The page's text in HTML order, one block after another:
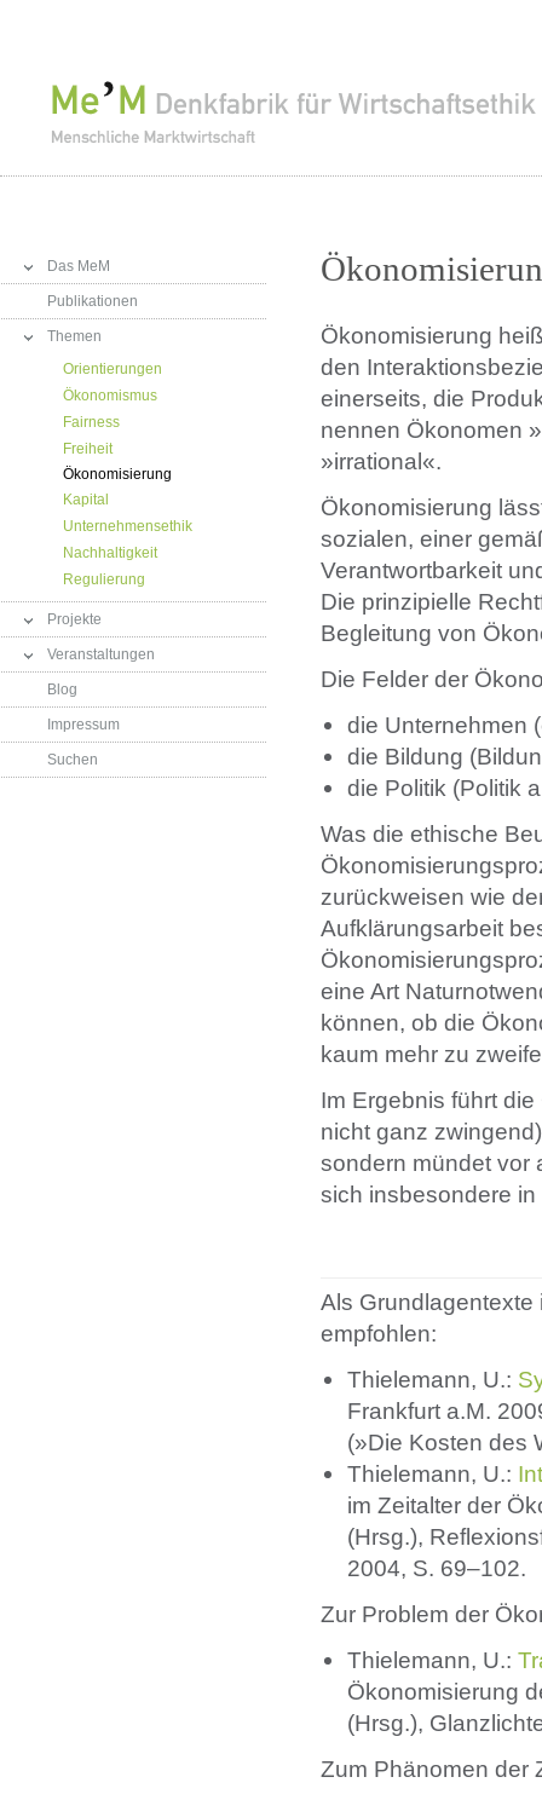
Ökonomisierung
den
einerseits, die
nennen Ökonomen
»irrational«.
Ökonomisierung
sozialen, einer
Verantwortbarkeit
Die prinzipielle
Begleitung von
Die Felder der
die Unternehmen
die Bildung
die Politik (Politik
Was die ethische
zurückweisen wie
Aufklärungsarbeit
eine Art
können, ob die
kaum mehr zu
Im Ergebnis führt
nicht ganz
sondern mündet vor
sich insbesondere
Als
empfohlen:
Thielemann, U.:
Frankfurt a.M.
(»Die Kosten des
Thielemann, U.:
im Zeitalter der
(Hrsg.),
2004, S. 69–102.
Zur Problem der
Thielemann, U.:
Ökonomisierung
(Hrsg.),
Zum Phänomen der
Das MeM
Publikationen
Themen
Orientierungen
Ökonomismus
Fairness
Freiheit
Ökonomisierung
Kapital
Unternehmensethik
Nachhaltigkeit
Regulierung
Projekte
Veranstaltungen
Blog
Impressum
Suchen